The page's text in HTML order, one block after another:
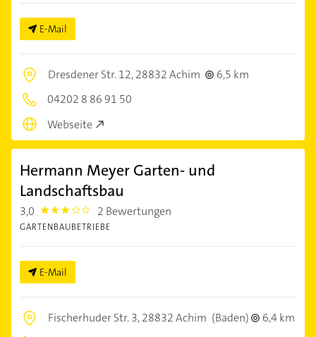
E-Mail
Dresdener Str. 12,28832 Achim
6,5 km
04202 8 86 91 50
Webseite
Hermann Meyer Garten- und
Landschaftsbau
3,0 3.0 2 Bewertungen
GARTENBAUBETRIEBE
E-Mail
Fischerhuder Str. 3,28832 Achim (Baden)
6,4 km